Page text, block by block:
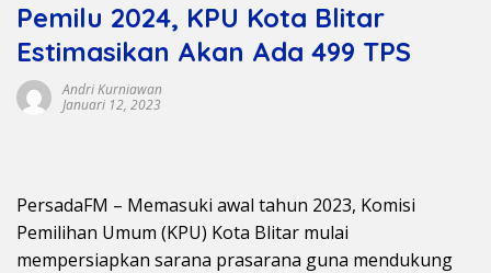
Pemilu 2024, KPU Kota Blitar
Estimasikan Akan Ada 499 TPS
Andri Kurniawan
Januari 12, 2023
PersadaFM – Memasuki awal tahun 2023, Komisi
Pemilihan Umum (KPU) Kota Blitar mulai
mempersiapkan sarana prasarana guna mendukung